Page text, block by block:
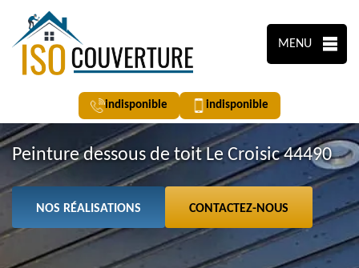
MENU
indisponible indisponible
Peinture dessous de toit Le Croisic 44490
NOS RÉALISATIONS CONTACTEZ-NOUS